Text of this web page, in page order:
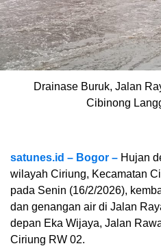
Drainase Buruk, Jalan
Cibinong
satunes.id – Bogor – Hujan
wilayah Ciriung, Kecamatan
pada Senin (16/2/2026),
dan genangan air di Jalan
depan Eka Wijaya, Jalan
Ciriung RW 02.